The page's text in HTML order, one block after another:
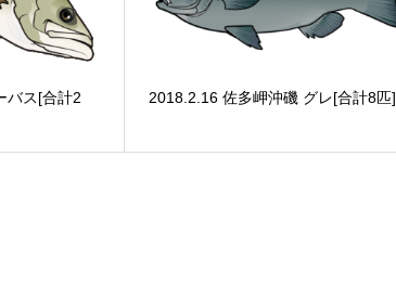
バス[合計2
2018.2.16 佐多岬沖磯 グレ[合計8匹]